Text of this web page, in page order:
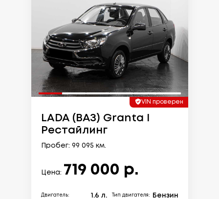
VIN проверен
LADA (ВАЗ) Granta I
Рестайлинг
Пробег: 99 095 км.
Цена: 719 000 р.
Двигатель: 1.6 л. Тип двигателя: Бензин